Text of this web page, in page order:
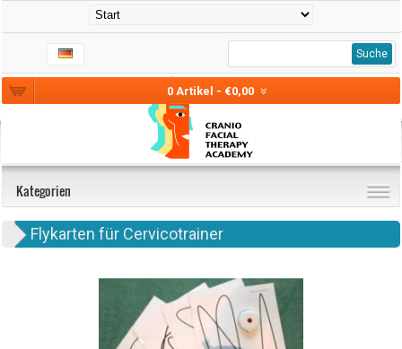
0 Artikel - €0,00
Suche
Kategorien
Flykarten für Cervicotrainer